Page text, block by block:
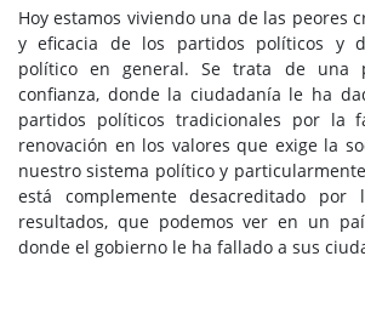
Hoy estamos viviendo una de las peores
y eficacia de los partidos políticos y
político en general. Se trata de una
confianza, donde la ciudadanía le ha
partidos políticos tradicionales por la
renovación en los valores que exige la
nuestro sistema político y
está complemente desacreditado
resultados, que podemos ver en un
donde el gobierno le ha fallado a sus